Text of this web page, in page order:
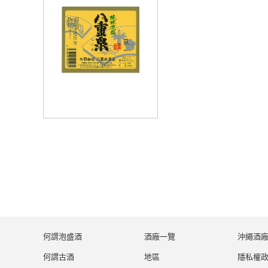
何謂泡盛酒
何謂古酒
酒廠一覽
地區
沖繩酒
隱私權